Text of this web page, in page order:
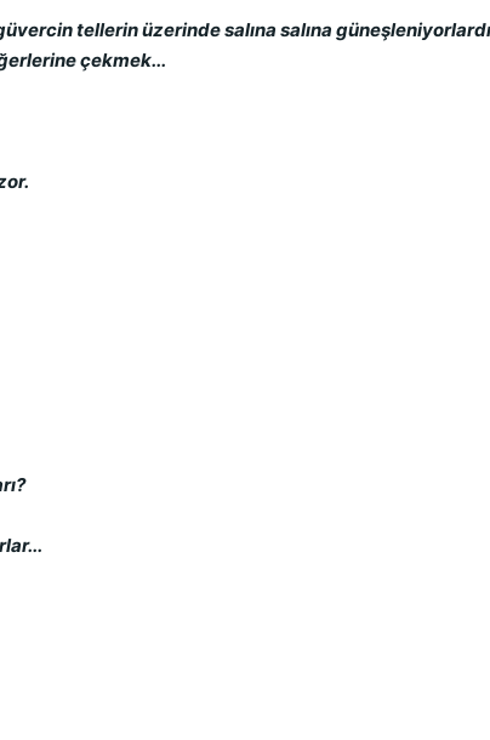
tellerin üzerinde salına salına
çekmek...